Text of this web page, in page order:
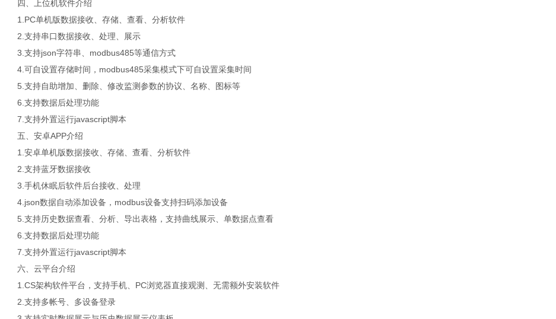
四、上位机软件介绍
1.PC单机版数据接收、存储、查看、分析软件
2.支持串口数据接收、处理、展示
3.支持json字符串、modbus485等通信方式
4.可自设置存储时间，modbus485采集模式下可自设置采集时间
5.支持自助增加、删除、修改监测参数的协议、名称、图标等
6.支持数据后处理功能
7.支持外置运行javascript脚本
五、安卓APP介绍
1.安卓单机版数据接收、存储、查看、分析软件
2.支持蓝牙数据接收
3.手机休眠后软件后台接收、处理
4.json数据自动添加设备，modbus设备支持扫码添加设备
5.支持历史数据查看、分析、导出表格，支持曲线展示、单数据点查看
6.支持数据后处理功能
7.支持外置运行javascript脚本
六、云平台介绍
1.CS架构软件平台，支持手机、PC浏览器直接观测、无需额外安装软件
2.支持多帐号、多设备登录